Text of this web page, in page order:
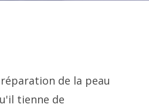
de la peau
tienne de